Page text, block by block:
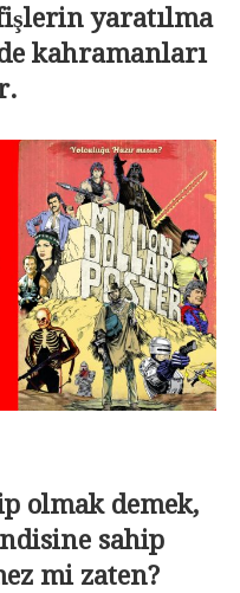
yaratılma
kahramanları
olmak demek,
sahip
mi zaten?